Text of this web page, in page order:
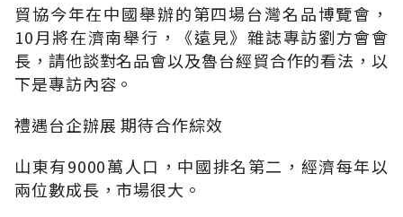
貿協今年在中國舉辦的第四場台灣名品博覽會，
10月將在濟南舉行，《遠見》雜誌專訪劉方會會
長，請他談對名品會以及魯台經貿合作的看法，以
下是專訪內容。
禮遇台企辦展 期待合作綜效
山東有9000萬人口，中國排名第二，經濟每年以
兩位數成長，市場很大。